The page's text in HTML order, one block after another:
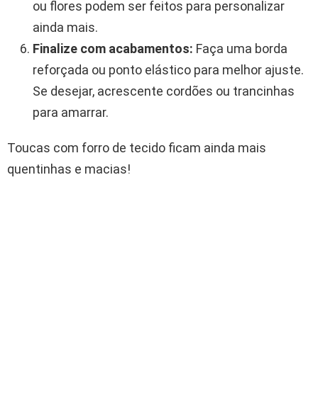
ou flores podem ser feitos para personalizar
ainda mais.
Finalize com acabamentos: Faça uma borda
reforçada ou ponto elástico para melhor ajuste.
Se desejar, acrescente cordões ou trancinhas
para amarrar.
Toucas com forro de tecido ficam ainda mais
quentinhas e macias!